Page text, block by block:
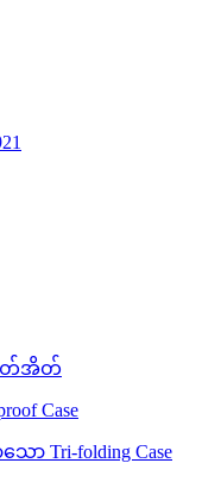
အိတ်
Case
folding Case